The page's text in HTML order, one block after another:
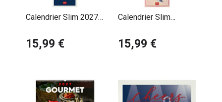
Calendrier Slim 2027
Apéro
15,99 €
Calendrier Slim
Gourmandises
15,99 €